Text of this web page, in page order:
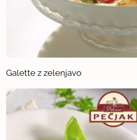
Galette z zelenjavo